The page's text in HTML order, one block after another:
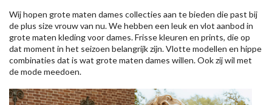
Wij hopen grote maten dames collecties aan te bieden die past bij
de plus size vrouw van nu. We hebben een leuk en vlot aanbod in
grote maten kleding voor dames. Frisse kleuren en prints, die op
dat moment in het seizoen belangrijk zijn. Vlotte modellen en hippe
combinaties dat is wat grote maten dames willen. Ook zij wil met
de mode meedoen.